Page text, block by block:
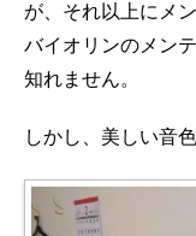
が、それ以上にメ
バイオリンのメン
知れません。
しかし、美しい音